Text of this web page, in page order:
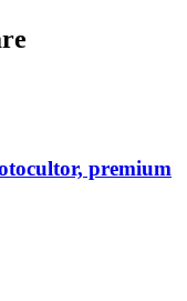
premium